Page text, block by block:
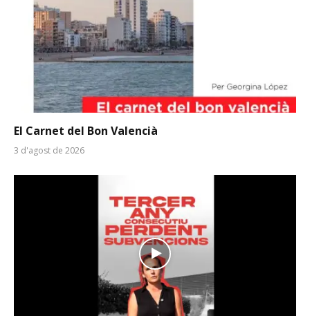
El Carnet del Bon Valencià
3 d'agost de 2026